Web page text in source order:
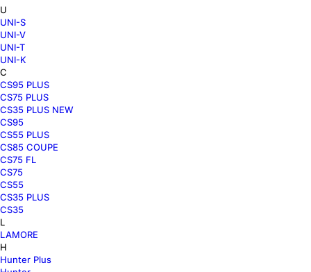
U
UNI-S
UNI-V
UNI-T
UNI-K
C
CS95 PLUS
CS75 PLUS
CS35 PLUS NEW
CS95
CS55 PLUS
CS85 COUPE
CS75 FL
CS75
CS55
CS35 PLUS
CS35
L
LAMORE
H
Hunter Plus